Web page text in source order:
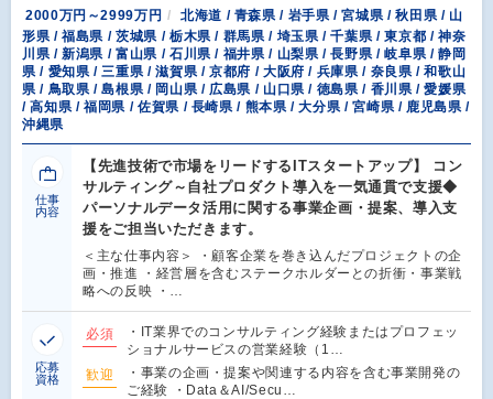
2000万円～2999万円
北海道 / 青森県 / 岩手県 / 宮城県 / 秋田県 / 山
形県 / 福島県 / 茨城県 / 栃木県 / 群馬県 / 埼玉県 / 千葉県 / 東京都 / 神奈
川県 / 新潟県 / 富山県 / 石川県 / 福井県 / 山梨県 / 長野県 / 岐阜県 / 静岡
県 / 愛知県 / 三重県 / 滋賀県 / 京都府 / 大阪府 / 兵庫県 / 奈良県 / 和歌山
県 / 鳥取県 / 島根県 / 岡山県 / 広島県 / 山口県 / 徳島県 / 香川県 / 愛媛県
/ 高知県 / 福岡県 / 佐賀県 / 長崎県 / 熊本県 / 大分県 / 宮崎県 / 鹿児島県 /
沖縄県
仕事
内容
【先進技術で市場をリードするITスタートアップ】 コン
サルティング～自社プロダクト導入を一気通貫で支援◆
パーソナルデータ活用に関する事業企画・提案、導入支
援をご担当いただきます。
＜主な仕事内容＞ ・顧客企業を巻き込んだプロジェクトの企
画・推進 ・経営層を含むステークホルダーとの折衝・事業戦
略への反映 ・…
応募
資格
必須
・IT業界でのコンサルティング経験またはプロフェッ
ショナルサービスの営業経験（1…
歓迎
・事業の企画・提案や関連する内容を含む事業開発の
ご経験 ・Data＆AI/Secu…